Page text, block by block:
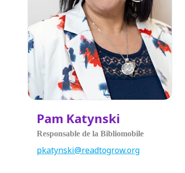
Pam Katynski
Responsable de la Bibliomobile
pkatynski@readtogrow.org